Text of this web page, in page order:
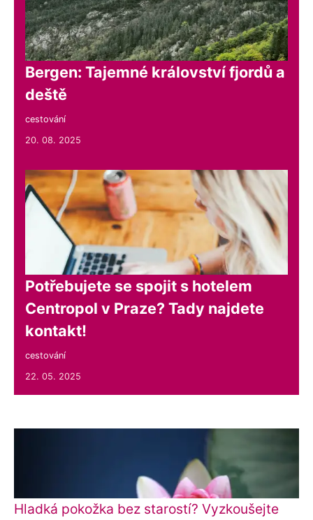
Bergen: Tajemné království fjordů a
deště
cestování
20. 08. 2025
Potřebujete se spojit s hotelem
Centropol v Praze? Tady najdete
kontakt!
cestování
22. 05. 2025
Hladká pokožka bez starostí? Vyzkoušejte